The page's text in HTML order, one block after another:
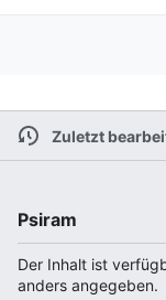
Zuletzt
Psiram
Der Inhalt ist
anders angegeben.